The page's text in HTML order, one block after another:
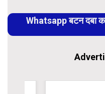
Reading
Whatsapp बटन दबा